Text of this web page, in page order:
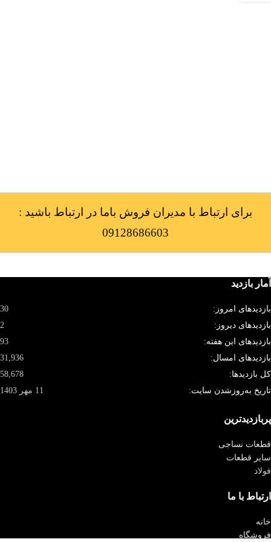
برای ارتباط با مدیران فروش باما در ارتباط باشید :
09128686603
آمار بازدید
بازدیدهای امروز:
30
بازدیدهای دیروز:
2
بازدیدهای این هفته:
93
بازدیدهای امسال:
31,936
کل بازدیدها:
58,678
تاریخ به‌روزشدن سایت:
11 مهر 1403
پربازدیدترین
قطعات نساجی
سایر قطعات
فولاد
ارتباط با ما
خانه
فروشگاه